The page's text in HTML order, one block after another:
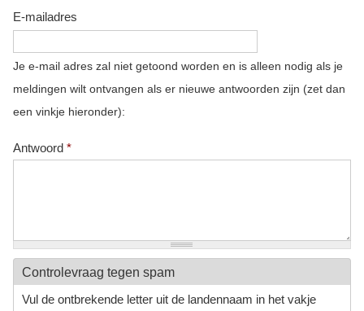
E-mailadres
Je e-mail adres zal niet getoond worden en is alleen nodig als je
meldingen wilt ontvangen als er nieuwe antwoorden zijn (zet dan
een vinkje hieronder):
Antwoord *
Controlevraag tegen spam
Vul de ontbrekende letter uit de landennaam in het vakje